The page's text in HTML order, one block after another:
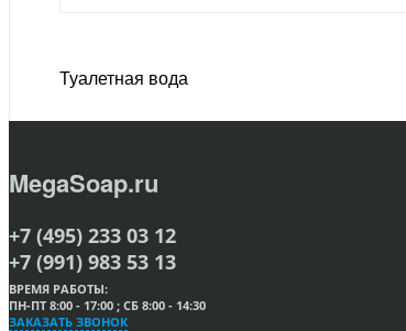
Туалетная вода
MegaSoap.ru
+7 (495) 233 03 12
+7 (991) 983 53 13
ВРЕМЯ РАБОТЫ:
ПН-ПТ 8:00 - 17:00 ; СБ 8:00 - 14:30
ЗАКАЗАТЬ ЗВОНОК